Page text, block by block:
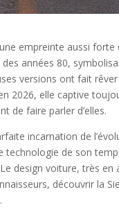
empreinte aussi forte
des années 80,
versions ont fait
2026, elle captive
de faire parler d’elles.
incarnation de
de son
design voiture, très
découvrir la